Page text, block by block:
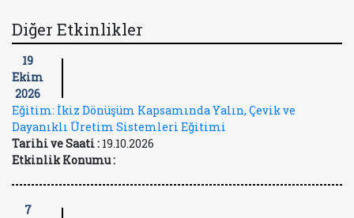
Diğer Etkinlikler
19
Ekim
2026
Eğitim: İkiz Dönüşüm Kapsamında Yalın, Çevik ve
Dayanıklı Üretim Sistemleri Eğitimi
Tarihi ve Saati : 19.10.2026
Etkinlik Konumu :
7